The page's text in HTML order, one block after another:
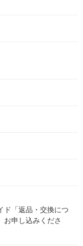
ド「返品・交換につ
お申し込みくださ